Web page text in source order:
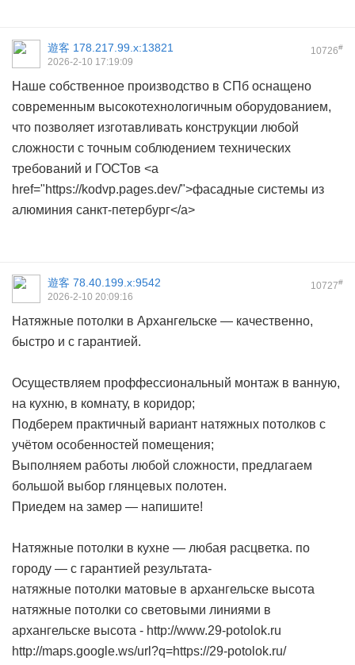
10726#
遊客 178.217.99.x:13821
2026-2-10 17:19:09
Наше собственное производство в СПб оснащено
современным высокотехнологичным оборудованием,
что позволяет изготавливать конструкции любой
сложности с точным соблюдением технических
требований и ГОСТов <a
href="https://kodvp.pages.dev/">фасадные системы из
алюминия санкт-петербург</a>
10727#
遊客 78.40.199.x:9542
2026-2-10 20:09:16
Натяжные потолки в Архангельске — качественно,
быстро и с гарантией.
Осуществляем проффессиональный монтаж в ванную,
на кухню, в комнату, в коридор;
Подберем практичный вариант натяжных потолков с
учётом особенностей помещения;
Выполняем работы любой сложности, предлагаем
большой выбор глянцевых полотен.
Приедем на замер — напишите!
Натяжные потолки в кухне — любая расцветка. по
городу — с гарантией результата-
натяжные потолки матовые в архангельске высота
натяжные потолки со световыми линиями в
архангельске высота - http://www.29-potolok.ru
http://maps.google.ws/url?q=https://29-potolok.ru/